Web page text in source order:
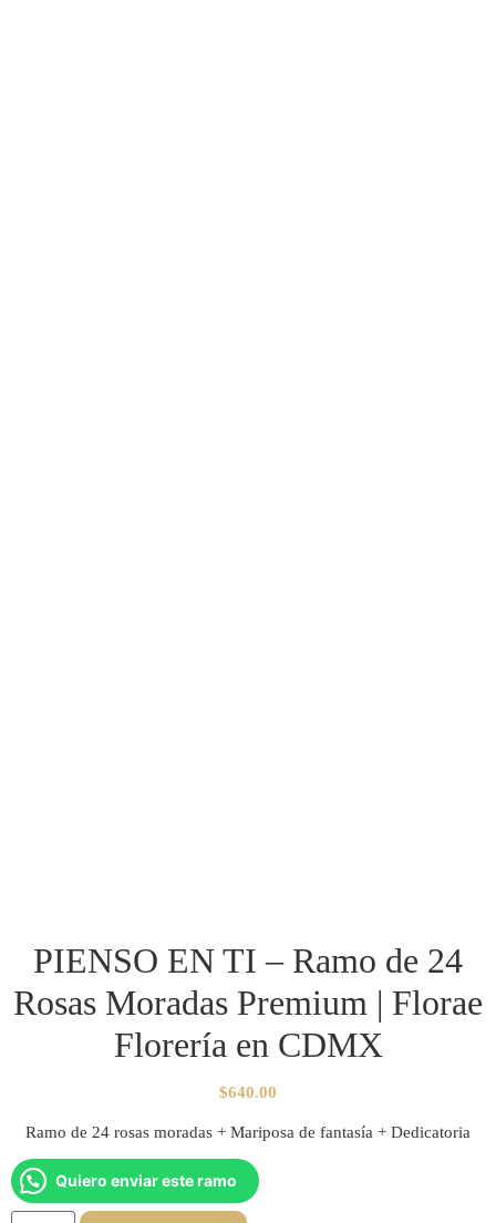
PIENSO EN TI – Ramo de 24
Rosas Moradas Premium | Florae
Florería en CDMX
$640.00
Ramo de 24 rosas moradas + Mariposa de fantasía + Dedicatoria
Quiero enviar este ramo